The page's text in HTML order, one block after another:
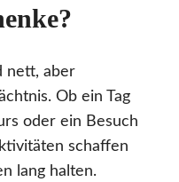
nett, aber
Ob ein Tag
oder ein Besuch
schaffen
lang halten.